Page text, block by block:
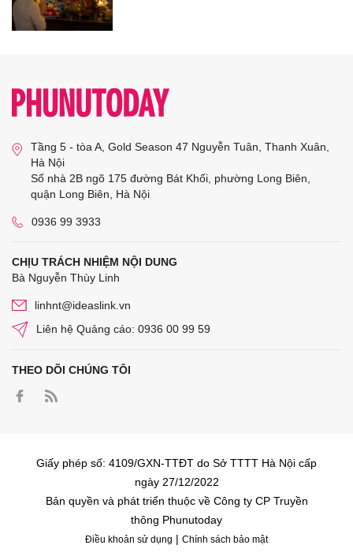
Tầng 5 - tòa A, Gold Season 47 Nguyễn Tuân, Thanh Xuân,
Hà Nội
Số nhà 2B ngõ 175 đường Bát Khối, phường Long Biên,
quận Long Biên, Hà Nội
0936 99 3933
CHỊU TRÁCH NHIỆM NỘI DUNG
Bà Nguyễn Thùy Linh
linhnt@ideaslink.vn
Liên hệ Quảng cáo: 0936 00 99 59
THEO DÕI CHÚNG TÔI
Giấy phép số: 4109/GXN-TTĐT do Sở TTTT Hà Nội cấp
ngày 27/12/2022
Bản quyền và phát triển thuộc về Công ty CP Truyền
thông Phunutoday
Điều khoản sử dụng | Chính sách bảo mật